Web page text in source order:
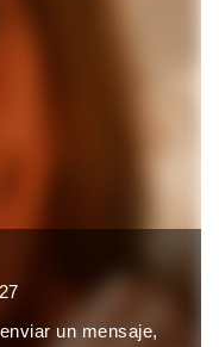
un mensaje,